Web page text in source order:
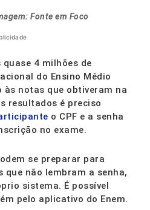
Fonte em Foco
4 milhões de
do Ensino Médio
às notas que obtiveram na
resultados é preciso
o CPF e a senha
no exame.
se preparar para
não lembram a senha,
sistema. É possível
pelo aplicativo do Enem.